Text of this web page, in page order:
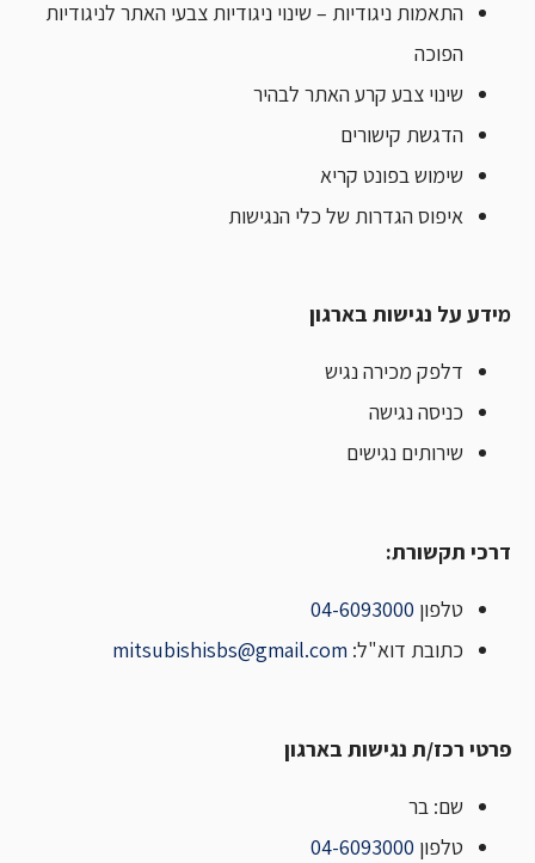
התאמות ניגודיות – שינוי ניגודיות צבעי האתר לניגודיות
הפוכה
שינוי צבע קרע האתר לבהיר
הדגשת קישורים
שימוש בפונט קריא
איפוס הגדרות של כלי הנגישות
מידע על נגישות בארגון
דלפק מכירה נגיש
כניסה נגישה
שירותים נגישים
דרכי תקשורת:
טלפון 04-6093000
כתובת דוא"ל: mitsubishisbs@gmail.com
פרטי רכז/ת נגישות בארגון
שם: בר
טלפון 04-6093000